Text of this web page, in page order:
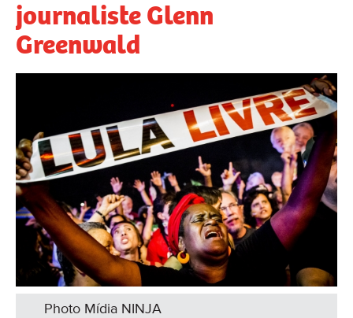
journaliste Glenn
Greenwald
Photo Mídia NINJA